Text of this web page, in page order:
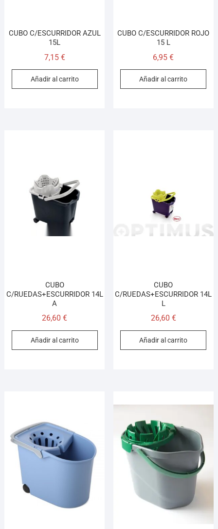
CUBO C/ESCURRIDOR AZUL
15L
7,15 €
Añadir al carrito
CUBO C/ESCURRIDOR ROJO
15 L
6,95€
Añadir al carrito
CUBO
C/RUEDAS+ESCURRIDOR 14L
A
26,60€
Añadir al carrito
CUBO
C/RUEDAS+ESCURRIDOR 14L
L
26,60 €
Añadir al carrito